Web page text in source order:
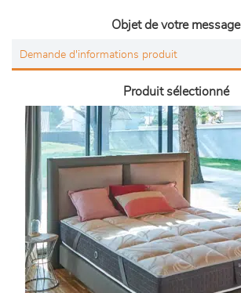
Objet de votre message
Produit sélectionné